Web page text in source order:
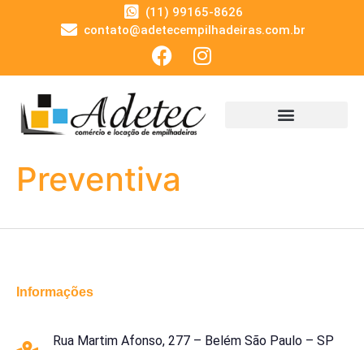
(11) 99165-8626
contato@adetecempilhadeiras.com.br
Preventiva
Informações
Rua Martim Afonso, 277 – Belém São Paulo – SP